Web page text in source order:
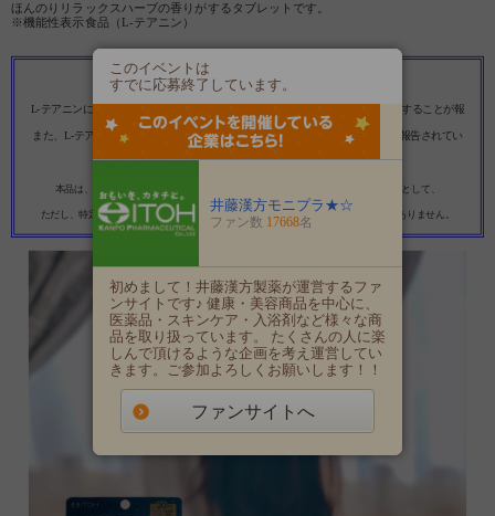
ほんのりリラックスハーブの香りがするタブレットです。
※機能性表示食品（L-テアニン）
【届出表示】
L-テアニンには、夜間の良質な睡眠(起床時の疲労感や睡眠を軽減）をサポートすることが報
告されています。
また、L-テアニンには、一過性の作業にともなうストレスをやわらげることが報告されてい
ます。
（届出番号：F529）
本品は、事業者の責任において特定の保健の目的が期待できる旨を表示するものとして、
消費者庁長官に届出されたものです。
ただし、特定保健用食品と異なり、消費者庁長官による個別審査を受けたものではありません。
このイベントは
すでに応募終了しています。
井藤漢方モニプラ★☆
ファン数 17668名
初めまして！井藤漢方製薬が運営するファ
ンサイトです♪ 健康・美容商品を中心に、
医薬品・スキンケア・入浴剤など様々な商
品を取り扱っています。 たくさんの人に楽
しんで頂けるような企画を考え運営してい
きます。ご参加よろしくお願いします！！
ファンサイトへ